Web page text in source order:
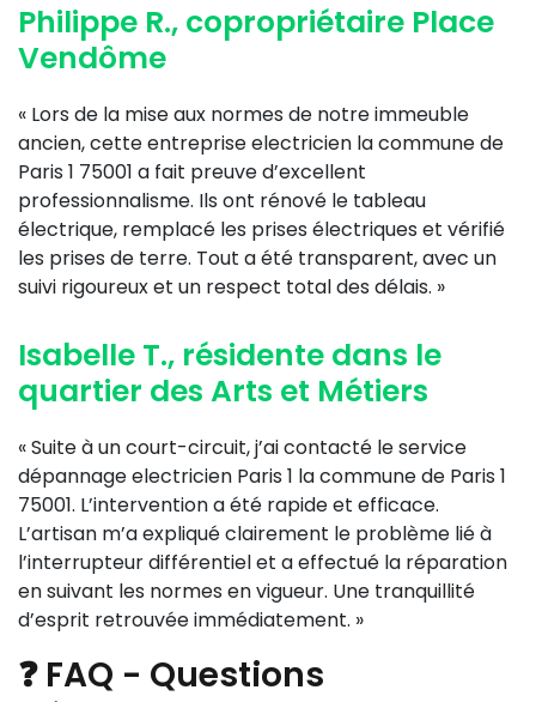
Philippe R., copropriétaire Place
Vendôme
« Lors de la mise aux normes de notre immeuble
ancien, cette entreprise electricien la commune de
Paris 1 75001 a fait preuve d’excellent
professionnalisme. Ils ont rénové le tableau
électrique, remplacé les prises électriques et vérifié
les prises de terre. Tout a été transparent, avec un
suivi rigoureux et un respect total des délais. »
Isabelle T., résidente dans le
quartier des Arts et Métiers
« Suite à un court-circuit, j’ai contacté le service
dépannage electricien Paris 1 la commune de Paris 1
75001. L’intervention a été rapide et efficace.
L’artisan m’a expliqué clairement le problème lié à
l’interrupteur différentiel et a effectué la réparation
en suivant les normes en vigueur. Une tranquillité
d’esprit retrouvée immédiatement. »
❓ FAQ - Questions